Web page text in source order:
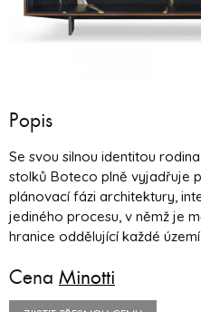
Popis
Se svou silnou identitou
stolků Boteco plně vyjadřuje
plánovací fázi architektury,
jediného procesu, v němž je
hranice oddělující každé
Cena Minotti